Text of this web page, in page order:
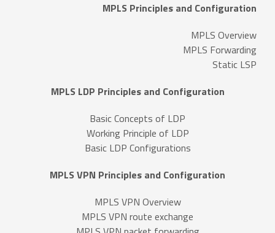
MPLS Principles and Configuration
MPLS Overview
MPLS Forwarding
Static LSP
MPLS LDP Principles and Configuration
Basic Concepts of LDP
Working Principle of LDP
Basic LDP Configurations
MPLS VPN Principles and Configuration
MPLS VPN Overview
MPLS VPN route exchange